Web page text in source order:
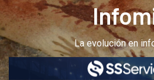
La evolución en